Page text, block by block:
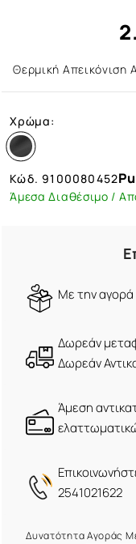
Θερμική Απεικόνιση
Χρώμα:
Κώδ.9100080452
Άμεσα Διαθέσιμο /
Mε την
Δωρεάν
Δωρεάν
Άμεση
2541021622
Δυνατότητα Αγοράς